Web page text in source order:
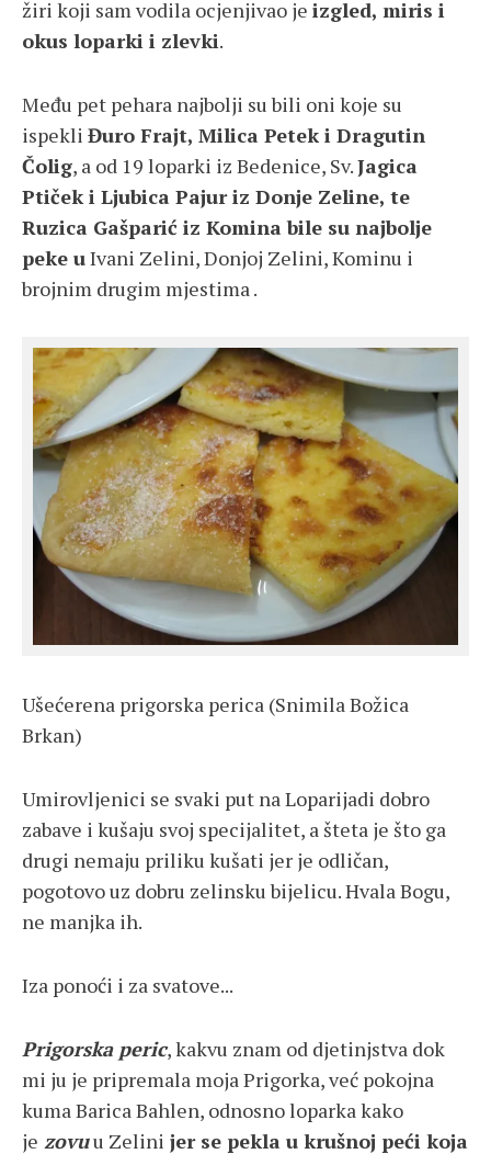
žiri koji sam vodila ocjenjivao je izgled, miris i
okus loparki i zlevki.
Među pet pehara najbolji su bili oni koje su
ispekli Đuro Frajt, Milica Petek i Dragutin
Čolig, a od 19 loparki iz Bedenice, Sv.Jagica
Ptiček i Ljubica Pajur iz Donje Zeline, te
Ruzica Gašparić iz Komina bile su najbolje
peke uIvani Zelini, Donjoj Zelini, Kominu i
brojnim drugim mjestima .
Ušećerena prigorska perica (Snimila Božica
Brkan)
Umirovljenici se svaki put na Loparijadi dobro
zabave i kušaju svoj specijalitet, a šteta je što ga
drugi nemaju priliku kušati jer je odličan,
pogotovo uz dobru zelinsku bijelicu. Hvala Bogu,
ne manjka ih.
Iza ponoći i za svatove...
Prigorska peric, kakvu znam od djetinjstva dok
mi ju je pripremala moja Prigorka, već pokojna
kuma Barica Bahlen, odnosno loparka kako
je zovuu Zelini jer se pekla u krušnoj peći koja